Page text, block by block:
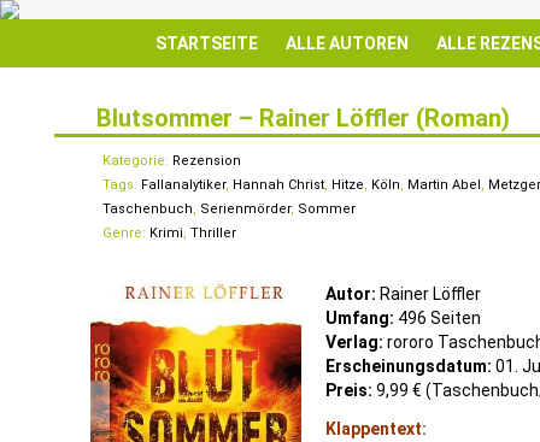
STARTSEITE ALLE AUTOREN ALLE
Blutsommer – Rainer Löffler (Roman)
Kategorie: Rezension
Tags: Fallanalytiker, Hannah Christ, Hitze, Köln, Martin Abel, Metzger
Taschenbuch, Serienmörder, Sommer
Genre: Krimi, Thriller
Autor: Rainer Löffler
Umfang: 496 Seiten
Verlag: rororo
Erscheinungsdatum: 01.
Preis: 9,99 €
Klappentext: